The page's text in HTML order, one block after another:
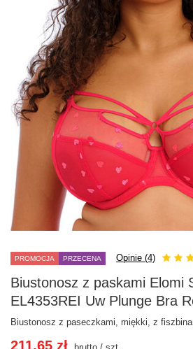
PROMOCJA PRZECENA Opinie (4)
Biustonosz z paskami Elomi
EL4353REI Uw Plunge Bra
Biustonosz z paseczkami, miękki, z
211,65 zł